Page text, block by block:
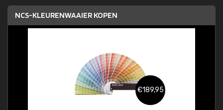
NCS-KLEURENWAAIER KOPEN
€189,95